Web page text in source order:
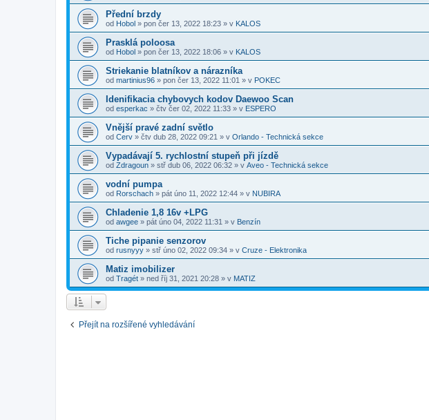
Přední brzdy
od Hobol » pon čer 13, 2022 18:23 » v KALOS
Prasklá poloosa
od Hobol » pon čer 13, 2022 18:06 » v KALOS
Striekanie blatníkov a nárazníka
od martinius96 » pon čer 13, 2022 11:01 » v POKEC
Idenifikacia chybovych kodov Daewoo Scan
od esperkac » čtv čer 02, 2022 11:33 » v ESPERO
Vnější pravé zadní světlo
od Cerv » čtv dub 28, 2022 09:21 » v Orlando - Technická sekce
Vypadávají 5. rychlostní stupeň při jízdě
od Zdragoun » stř dub 06, 2022 06:32 » v Aveo - Technická sekce
vodní pumpa
od Rorschach » pát úno 11, 2022 12:44 » v NUBIRA
Chladenie 1,8 16v +LPG
od awgee » pát úno 04, 2022 11:31 » v Benzín
Tiche pipanie senzorov
od rusnyyy » stř úno 02, 2022 09:34 » v Cruze - Elektronika
Matiz imobilizer
od Tragét » ned říj 31, 2021 20:28 » v MATIZ
Přejít na rozšířené vyhledávání